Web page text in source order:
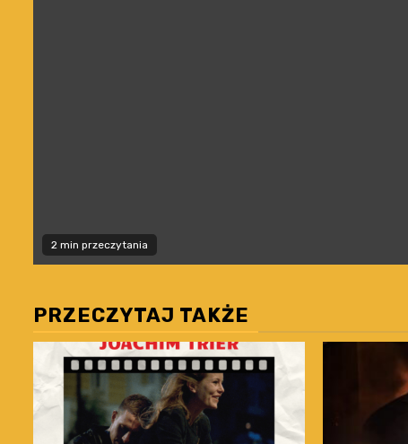
2 min przeczytania
PRZECZYTAJ TAKŻE